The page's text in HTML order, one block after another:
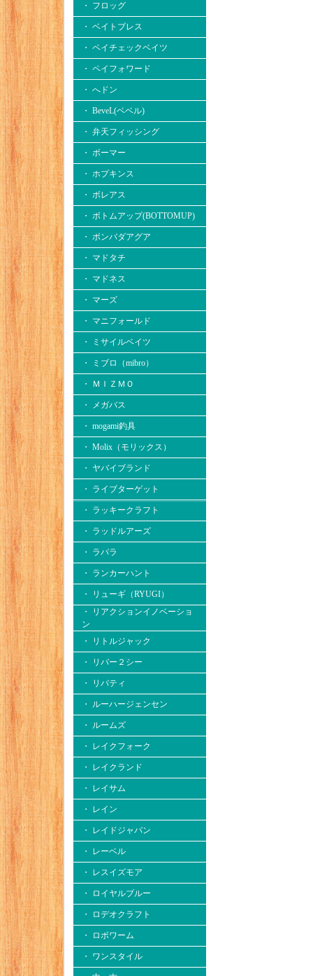
・ フロッグ
・ ベイトブレス
・ ペイチェックベイツ
・ ペイフォワード
・ へドン
・ BeveL(ベベル)
・ 弁天フィッシング
・ ボーマー
・ ホプキンス
・ ボレアス
・ ボトムアップ(BOTTOMUP)
・ ボンバダアグア
・ マドタチ
・ マドネス
・ マーズ
・ マニフォールド
・ ミサイルベイツ
・ ミブロ（mibro）
・ ＭＩＺＭＯ
・ メガバス
・ mogami釣具
・ Molix（モリックス）
・ ヤバイブランド
・ ライブターゲット
・ ラッキークラフト
・ ラッドルアーズ
・ ラパラ
・ ランカーハント
・ リューギ（RYUGI）
・ リアクションイノベーショ
ン
・ リトルジャック
・ リバー２シー
・ リバティ
・ ルーハージェンセン
・ ルームズ
・ レイクフォーク
・ レイクランド
・ レイサム
・ レイン
・ レイドジャパン
・ レーベル
・ レスイズモア
・ ロイヤルブルー
・ ロデオクラフト
・ ロボワーム
・ ワンスタイル